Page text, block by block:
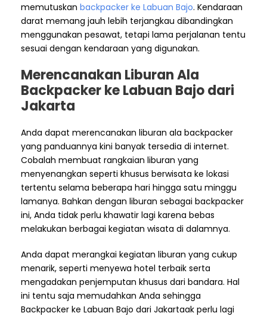
memutuskan backpacker ke Labuan Bajo. Kendaraan
darat memang jauh lebih terjangkau dibandingkan
menggunakan pesawat, tetapi lama perjalanan tentu
sesuai dengan kendaraan yang digunakan.
Merencanakan Liburan Ala
Backpacker ke Labuan Bajo dari
Jakarta
Anda dapat merencanakan liburan ala backpacker
yang panduannya kini banyak tersedia di internet.
Cobalah membuat rangkaian liburan yang
menyenangkan seperti khusus berwisata ke lokasi
tertentu selama beberapa hari hingga satu minggu
lamanya. Bahkan dengan liburan sebagai backpacker
ini, Anda tidak perlu khawatir lagi karena bebas
melakukan berbagai kegiatan wisata di dalamnya.
Anda dapat merangkai kegiatan liburan yang cukup
menarik, seperti menyewa hotel terbaik serta
mengadakan penjemputan khusus dari bandara. Hal
ini tentu saja memudahkan Anda sehingga
Backpacker ke Labuan Bajo dari Jakartaak perlu lagi